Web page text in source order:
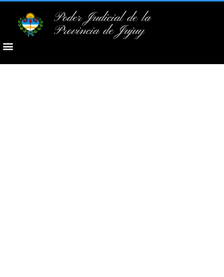
Poder Judicial de la
Provincia de Jujuy